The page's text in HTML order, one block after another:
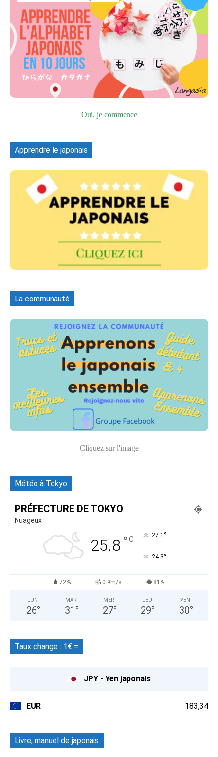
Oui, je commence
Apprendre le japonais
La communauté
Cliquez sur l'image
Météo à Tokyo
PRÉFECTURE DE TOKYO
Nuageux
25.8 ° C 27.1 °
24.3 °
72% 0.9m/s 81%
LUN
26°
MAR
31 °
MER
27°
JEU
29°
VEN
30°
Taux change : 1€ =
JPY - Yen japonais
EUR 183,34
Livre, manuel de japonais